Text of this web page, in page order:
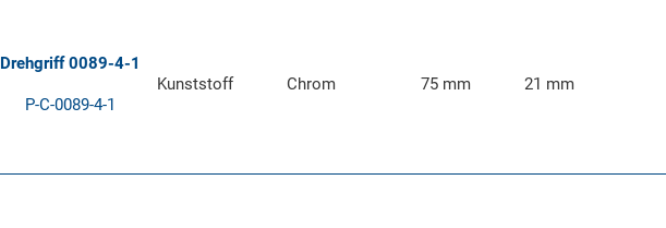
Drehgriff 0089-4-1
P-C-0089-4-1
Kunststoff Chrom 75 mm 21 mm